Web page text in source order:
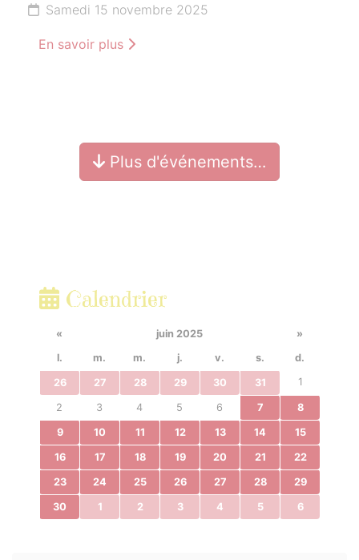
Samedi 15 novembre 2025
En savoir plus
Plus d'événements…
Calendrier
« juin 2025
»
l.
m. m. j. v. s. d.
26 27 28 29 30 31 1
2 3 4 5 6 7 8
9 10 11 12 13 14 15
16 17 18 19 20 21 22
23 24 25 26 27 28 29
30 1 2 3 4 5 6